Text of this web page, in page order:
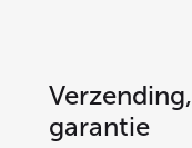
garantie